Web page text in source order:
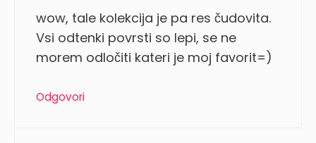
wow, tale kolekcija je pa res čudovita.
Vsi odtenki povrsti so lepi, se ne
morem odločiti kateri je moj favorit=)
Odgovori